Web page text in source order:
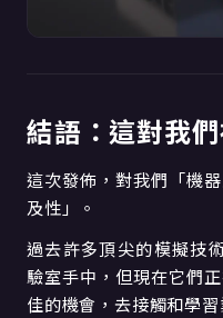
結語：這對我
這次發佈，對我們「機
及性」。
過去許多頂尖的模擬技
驗室手中，但現在它們
佳的機會，去接觸和學